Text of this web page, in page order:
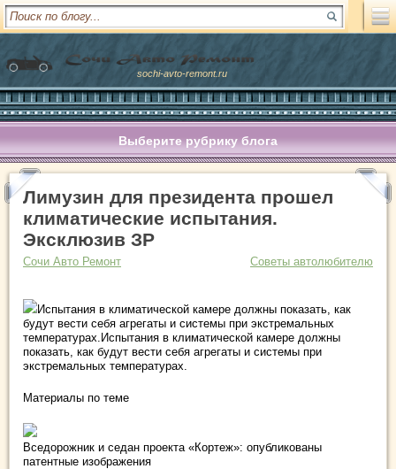
sochi-avto-remont.ru
Выберите рубрику блога
Лимузин для президента прошел
климатические испытания.
Эксклюзив ЗР
Сочи Авто Ремонт Советы автолюбителю
Испытания в климатической камере должны показать, как
будут вести себя агрегаты и системы при экстремальных
температурах.Испытания в климатической камере должны
показать, как будут вести себя агрегаты и системы при
экстремальных температурах.
Материалы по теме
Вседорожник и седан проекта «Кортеж»: опубликованы
патентные изображения